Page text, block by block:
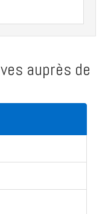
auprès de